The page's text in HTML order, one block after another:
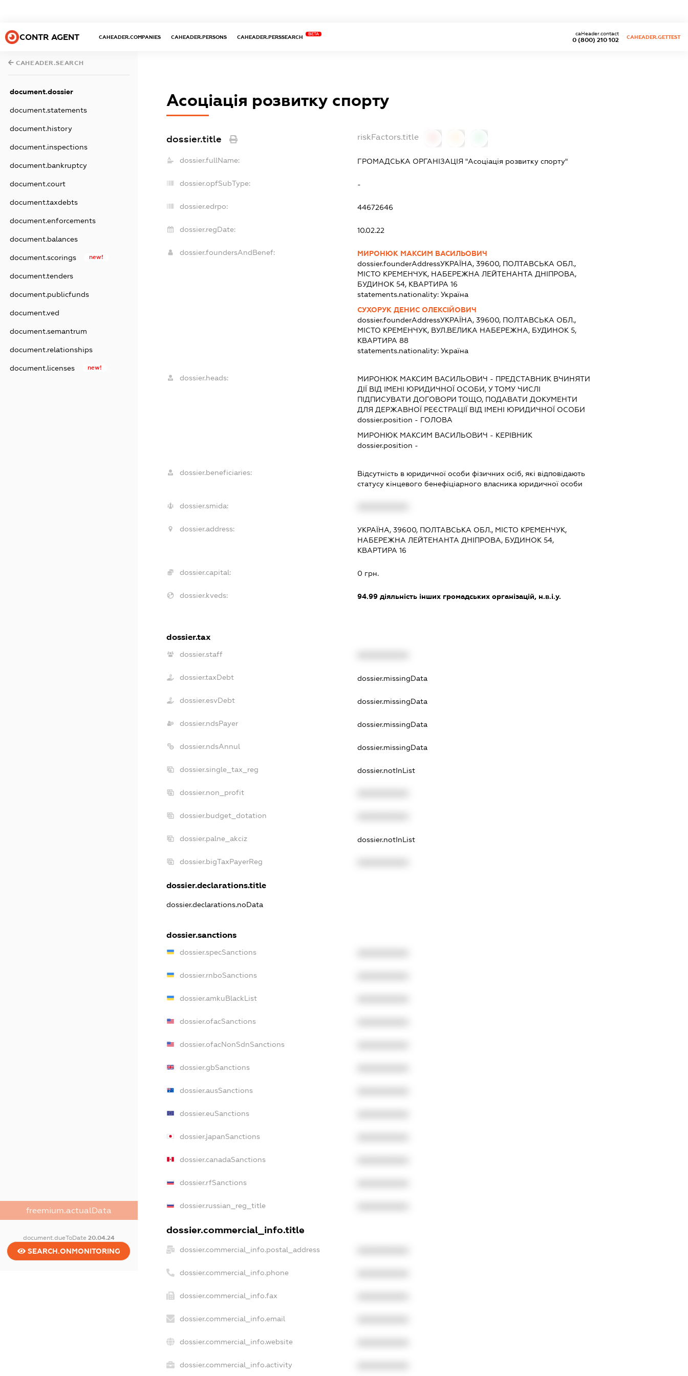
CONTR AGENT CAHEADER.COMPANIES CAHEADER.PERSONS CAHEADER.PERSSEARCH
BETA
0 (800) 210 102
caHeader.contact
CAHEADER.GETTEST
CAHEADER.SEARCH
document.dossier
document.statements
document.history
document.inspections
document.bankruptcy
document.court
document.taxdebts
document.enforcements
document.balances
document.scorings new!
document.tenders
document.publicfunds
document.ved
document.semantrum
document.relationships
document.licenses new!
freemium.actualData
document.dueToDate 20.04.24
SEARCH.ONMONITORING
Асоціація розвитку спорту
dossier.title riskFactors.title
dossier.fullName: ГРОМАДСЬКА ОРГАНІЗАЦІЯ "Асоціація розвитку спорту"
dossier.opfSubType: -
dossier.edrpo: 44672646
dossier.regDate: 10.02.22
dossier.foundersAndBenef:
МИРОНЮК МАКСИМ ВАСИЛЬОВИЧ
dossier.founderAddressУКРАЇНА, 39600, ПОЛТАВСЬКА ОБЛ.,
МІСТО КРЕМЕНЧУК, НАБЕРЕЖНА ЛЕЙТЕНАНТА ДНІПРОВА,
БУДИНОК 54, КВАРТИРА 16
statements.nationality: Україна
СУХОРУК ДЕНИС ОЛЕКСІЙОВИЧ
dossier.founderAddressУКРАЇНА, 39600, ПОЛТАВСЬКА ОБЛ.,
МІСТО КРЕМЕНЧУК, ВУЛ.ВЕЛИКА НАБЕРЕЖНА, БУДИНОК 5,
КВАРТИРА 88
statements.nationality: Україна
dossier.heads: МИРОНЮК МАКСИМ ВАСИЛЬОВИЧ - ПРЕДСТАВНИК ВЧИНЯТИ
ДІЇ ВІД ІМЕНІ ЮРИДИЧНОЇ ОСОБИ, У ТОМУ ЧИСЛІ
ПІДПИСУВАТИ ДОГОВОРИ ТОЩО, ПОДАВАТИ ДОКУМЕНТИ
ДЛЯ ДЕРЖАВНОЇ РЕЄСТРАЦІЇ ВІД ІМЕНІ ЮРИДИЧНОЇ ОСОБИ
dossier.position - ГОЛОВА
МИРОНЮК МАКСИМ ВАСИЛЬОВИЧ - КЕРІВНИК
dossier.position -
dossier.beneficiaries:
Відсутність в юридичної особи фізичних осіб, які відповідають
статусу кінцевого бенефіціарного власника юридичної особи
dossier.smida:
dossier.address:
УКРАЇНА, 39600, ПОЛТАВСЬКА ОБЛ., МІСТО КРЕМЕНЧУК,
НАБЕРЕЖНА ЛЕЙТЕНАНТА ДНІПРОВА, БУДИНОК 54,
КВАРТИРА 16
dossier.capital: 0 грн.
dossier.kveds: 94.99діяльність інших громадських організацій, н.в.і.у.
dossier.tax
dossier.staff
dossier.taxDebt dossier.missingData
dossier.esvDebt dossier.missingData
dossier.ndsPayer dossier.missingData
dossier.ndsAnnul dossier.missingData
dossier.single_tax_reg dossier.notInList
dossier.non_profit
dossier.budget_dotation
dossier.palne_akciz dossier.notInList
dossier.bigTaxPayerReg
dossier.declarations.title
dossier.declarations.noData
dossier.sanctions
dossier.specSanctions
dossier.rnboSanctions
dossier.amkuBlackList
dossier.ofacSanctions
dossier.ofacNonSdnSanctions
dossier.gbSanctions
dossier.ausSanctions
dossier.euSanctions
dossier.japanSanctions
dossier.canadaSanctions
dossier.rfSanctions
dossier.russian_reg_title
dossier.commercial_info.title
dossier.commercial_info.postal_address
dossier.commercial_info.phone
dossier.commercial_info.fax
dossier.commercial_info.email
dossier.commercial_info.website
dossier.commercial_info.activity